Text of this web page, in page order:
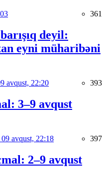
361
deyil:
eyni müharibəni
avqust, 22:20 393
3–9 avqust
09 avqust, 22:18 397
2–9 avqust